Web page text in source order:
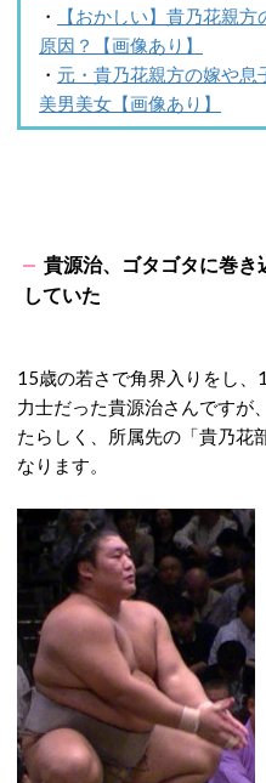
・
【おかしい】貴乃花親
原因？【画像あり】
・ 元・貴乃花親方の嫁や息
美男美女【画像あり】
貴源治、ゴタゴタに巻
していた
15歳の若さで角界入りをし、
力士だった貴源治さんですが
たらしく、所属先の「貴乃花
なります。